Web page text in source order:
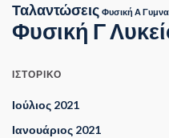
Ταλαντώσεις Φυσική Α
Φυσική Γ
ΙΣΤΟΡΙΚΌ
Ιούλιος 2021
Ιανουάριος 2021